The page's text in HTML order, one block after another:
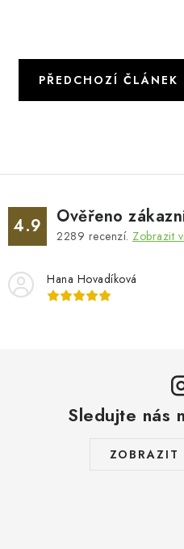
PŘEDCHOZÍ ČLÁNEK
4.9 Ověřeno
2289 recenzí. Zobrazit
Hana Hovadíková
Sledujte nás
ZOBRAZIT